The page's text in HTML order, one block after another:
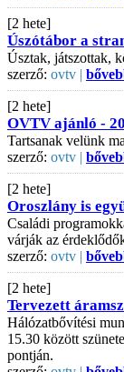
[2 hete]
Úszótábor a
Úsztak, játszottak,
szerző: ovtv |
[2 hete]
OVTV ajánló -
Tartsanak velünk
szerző: ovtv |
[2 hete]
Oroszlány is
Családi
várják az
szerző: ovtv |
[2 hete]
Tervezett
Hálózatbővítési
15.30 között
pontján.